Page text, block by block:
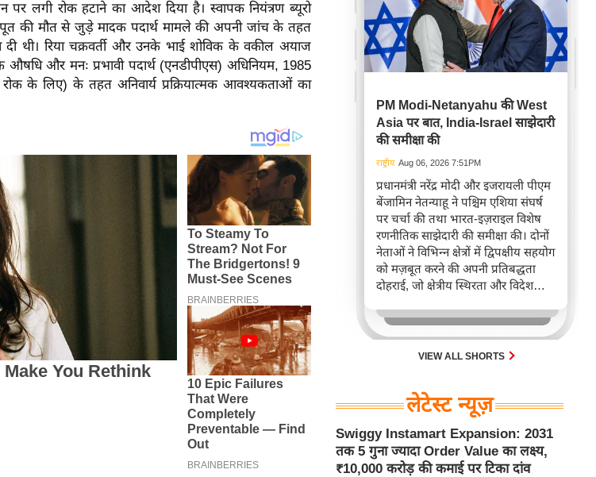
लगी रोक हटाने का आदेश दिया है। स्वापक नियंत्रण ब्यूरो
की मौत से जुड़े मादक पदार्थ मामले की अपनी जांच के तहत
थी। रिया चक्रवर्ती और उनके भाई शोविक के वकील अयाज
और मनः प्रभावी पदार्थ (एनडीपीएस) अधिनियम, 1985
रोक के लिए) के तहत अनिवार्य प्रक्रियात्मक आवश्यकताओं का
PM Modi-Netanyahu की West
Asia पर बात, India-Israel साझेदारी
की समीक्षा की
राष्ट्रीय Aug 06, 2026 7:51PM
प्रधानमंत्री नरेंद्र मोदी और इजरायली पीएम
बेंजामिन नेतन्याहू ने पश्चिम एशिया संघर्ष
पर चर्चा की तथा भारत-इज़राइल विशेष
रणनीतिक साझेदारी की समीक्षा की। दोनों
नेताओं ने विभिन्न क्षेत्रों में द्विपक्षीय सहयोग
को मज़बूत करने की अपनी प्रतिबद्धता
दोहराई, जो क्षेत्रीय स्थिरता और विदेश
करता है।
VIEW ALL SHORTS
लेटेस्ट न्यूज़
Swiggy Instamart Expansion: 2031
तक 5 गुना ज्यादा Order Value का लक्ष्य,
₹10,000 करोड़ की कमाई पर टिका दांव